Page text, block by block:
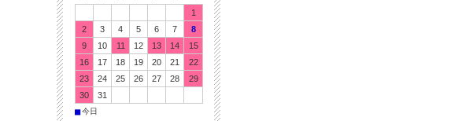
1
2
3 4 5 6 7
8
9
10 11 12 13 14
15
16
17 18 19 20 21
22
23
24 25 26 27 28
29
30
31
■今日